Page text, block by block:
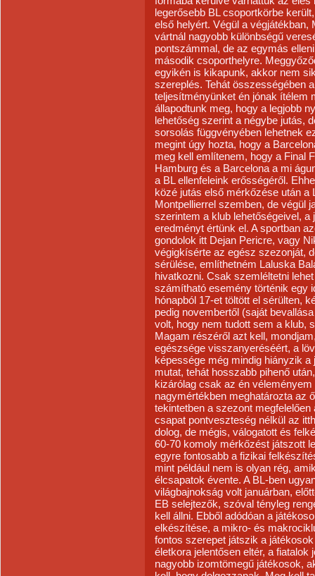
legerősebb BL csoportkörbe
első helyért. Végül a végjátékban,
vártnál nagyobb különbségű
pontszámmal, de az egymás
második csoporthelyre.
egyikén is kikapunk, akkor nem
szereplés. Tehát összességében
teljesítményünket én jónak ítélem
állapodtunk meg, hogy a legjobb
lehetőség szerint a négybe jutás,
sorsolás függvényében lehetnek
megint úgy hozta, hogy a
meg kell említenem, hogy a Final
Hamburg és a Barcelona a mi
a BL ellenfeleink erősségéről.
közé jutás első mérkőzése után
Montpellierrel szemben, de végül
szerintem a klub lehetőségeivel,
eredményt értünk el. A sportban
gondolok itt Dejan Pericre, vagy
végigkísérte az egész szezonját,
sérülése, említhetném Laluska
hivatkozni. Csak szemléltetni
számítható esemény történik egy
hónapból 17-et töltött el sérülten,
pedig novembertől (saját
volt, hogy nem tudott sem a klub,
Magam részéről azt kell,
egészsége visszanyeréséért, a
képessége még mindig hiányzik
mutat, tehát hosszabb pihenő
kizárólag csak az én
nagymértékben meghatározta az
tekintetben a szezont
csapat pontveszteség nélkül az
dolog, de mégis, válogatott és
60-70 komoly mérkőzést játszott
egyre fontosabb a fizikai
mint például nem is olyan rég,
élcsapatok évente. A BL-ben
világbajnokság volt januárban,
EB selejtezők, szóval tényleg
kell állni. Ebből adódóan a
elkészítése, a mikro- és
fontos szerepet játszik a
életkora jelentősen eltér, a fiatalok
nagyobb izomtömegű játékosok,